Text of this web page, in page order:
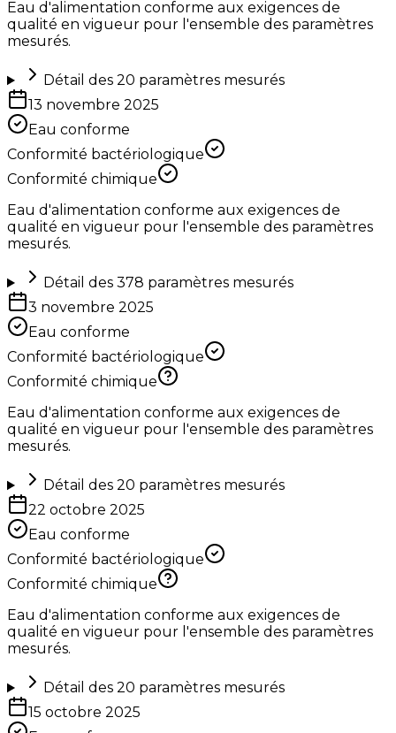
Eau d'alimentation conforme aux exigences de
qualité en vigueur pour l'ensemble des paramètres
mesurés.
Détail des 20 paramètres mesurés
13 novembre 2025
Eau conforme
Conformité bactériologique
Conformité chimique
Eau d'alimentation conforme aux exigences de
qualité en vigueur pour l'ensemble des paramètres
mesurés.
Détail des 378 paramètres mesurés
3 novembre 2025
Eau conforme
Conformité bactériologique
Conformité chimique
Eau d'alimentation conforme aux exigences de
qualité en vigueur pour l'ensemble des paramètres
mesurés.
Détail des 20 paramètres mesurés
22 octobre 2025
Eau conforme
Conformité bactériologique
Conformité chimique
Eau d'alimentation conforme aux exigences de
qualité en vigueur pour l'ensemble des paramètres
mesurés.
Détail des 20 paramètres mesurés
15 octobre 2025